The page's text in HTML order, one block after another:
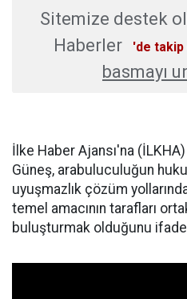
Sitemize destek
Haberler
'de takip
basmayı
İlke Haber Ajansı'na
Güneş, arabuluculuğun
uyuşmazlık çözüm
temel amacının tarafları
buluşturmak olduğunu